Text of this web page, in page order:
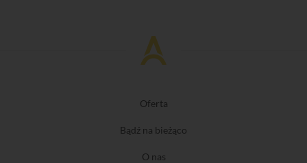
Oferta
Bądź na bieżąco
O nas